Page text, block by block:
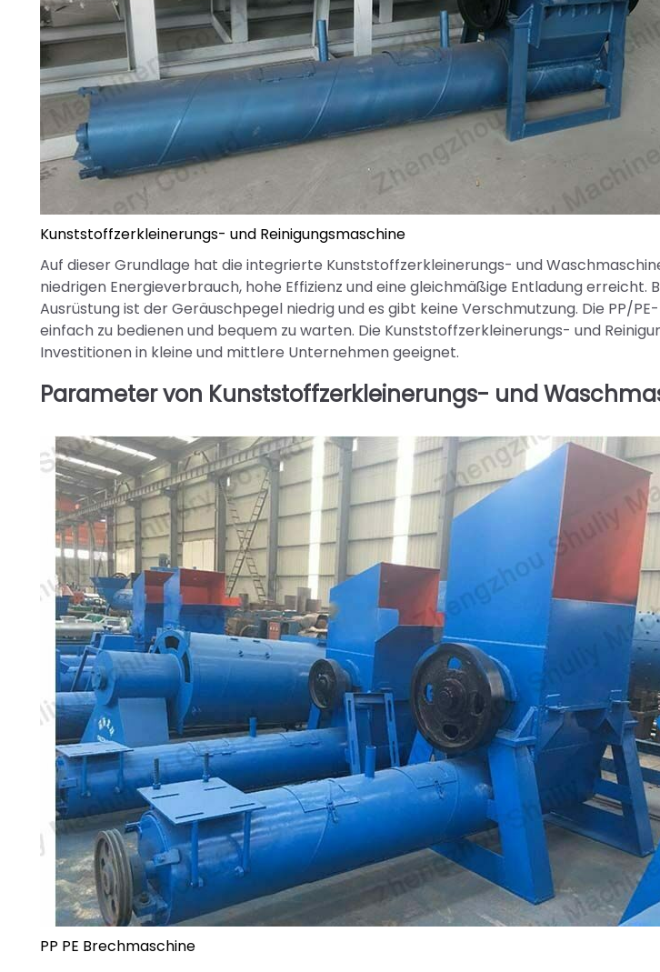
Kunststoffzerkleinerungs- und Reinigungsmaschine
Auf dieser Grundlage hat die integrierte Kunststoffzerkleinerungs- und
niedrigen Energieverbrauch, hohe Effizienz und eine gleichmäßige Entladung erreicht.
Ausrüstung ist der Geräuschpegel niedrig und es gibt keine Verschmutzung. Die PP/
einfach zu bedienen und bequem zu warten. Die Kunststoffzerkleinerungs- und
Investitionen in kleine und mittlere Unternehmen geeignet.
Parameter von Kunststoffzerkleinerungs- und
PP PE Brechmaschine